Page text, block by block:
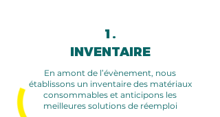
1.
INVENTAIRE
En amont de l’évènement, nous
établissons un inventaire des matériaux
consommables et anticipons les
meilleures solutions de réemploi